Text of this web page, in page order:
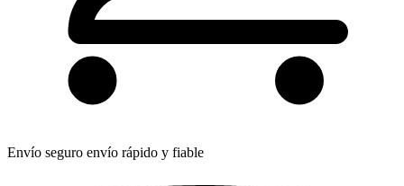
Envío seguro envío rápido y fiable